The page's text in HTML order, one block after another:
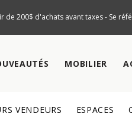
de 200$ d'achats avant taxes - Se
MOBILIER
VENDEURS ESPACES